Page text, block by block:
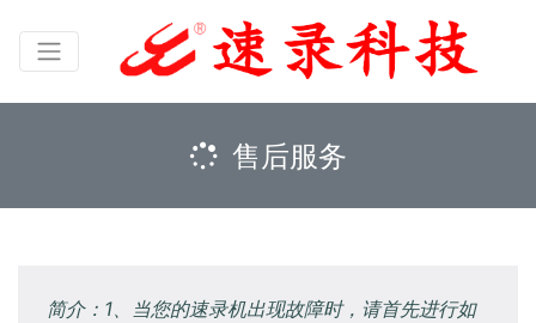
售后服务
简介：1、当您的速录机出现故障时，请首先进行如